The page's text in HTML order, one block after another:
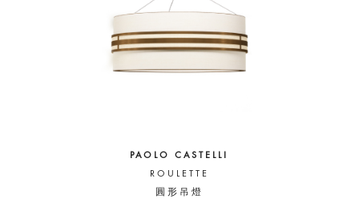
PAOLO CASTELLI
ROULETTE
圓形吊燈